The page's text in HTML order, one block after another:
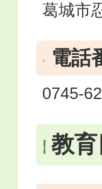
葛城市
電話
0745-
教